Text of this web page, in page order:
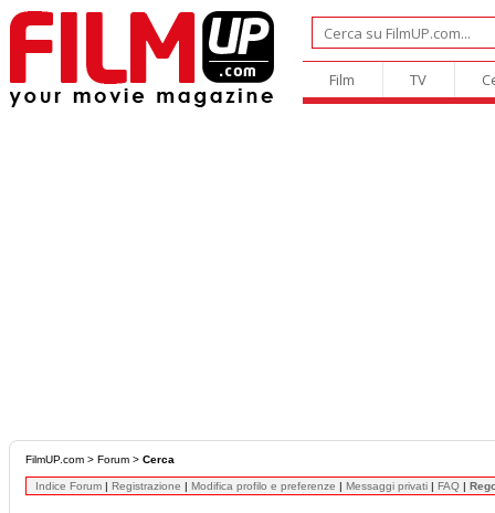
Film TV
FilmUP.com > Forum > Cerca
Indice Forum | Registrazione | Modifica profilo e preferenze | Messaggi privati | FAQ |